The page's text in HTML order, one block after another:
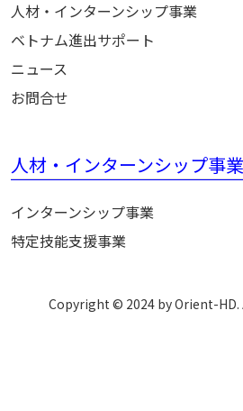
人材・インターンシップ事業
ベトナム進出サポート
ニュース
お問合せ
人材・インターンシップ事業
インターンシップ事業
特定技能支援事業
Copyright © 2024 by Orient-